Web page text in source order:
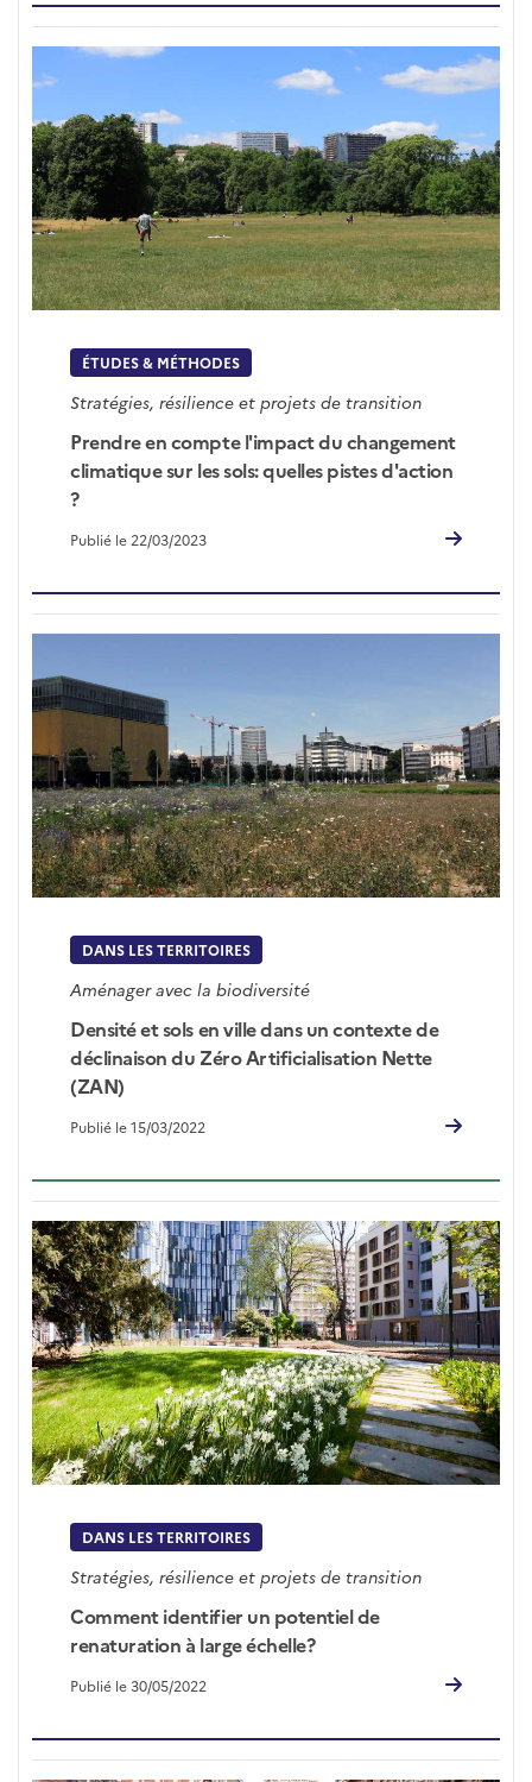
ÉTUDES & MÉTHODES
Stratégies, résilience et projets de transition
Prendre en compte l'impact du changement
climatique sur les sols: quelles pistes d'action
?
Publié le 22/03/2023
DANS LES TERRITOIRES
Aménager avec la biodiversité
Densité et sols en ville dans un contexte de
déclinaison du Zéro Artificialisation Nette
(ZAN)
Publié le 15/03/2022
DANS LES TERRITOIRES
Stratégies, résilience et projets de transition
Comment identifier un potentiel de
renaturation à large échelle?
Publié le 30/05/2022